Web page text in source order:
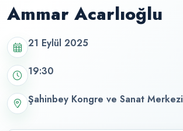
Ammar Acarlıoğlu
21 Eylül 2025
19:30
Şahinbey Kongre ve Sanat Merkezi